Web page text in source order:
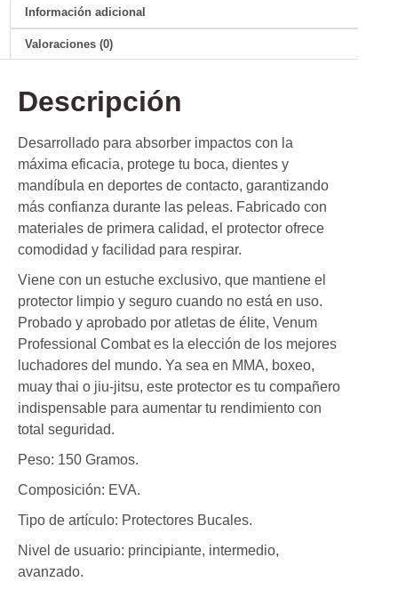
Información adicional
Valoraciones (0)
Descripción
Desarrollado para absorber impactos con la
máxima eficacia, protege tu boca, dientes y
mandíbula en deportes de contacto, garantizando
más confianza durante las peleas. Fabricado con
materiales de primera calidad, el protector ofrece
comodidad y facilidad para respirar.
Viene con un estuche exclusivo, que mantiene el
protector limpio y seguro cuando no está en uso.
Probado y aprobado por atletas de élite, Venum
Professional Combat es la elección de los mejores
luchadores del mundo. Ya sea en MMA, boxeo,
muay thai o jiu-jitsu, este protector es tu compañero
indispensable para aumentar tu rendimiento con
total seguridad.
Peso: 150 Gramos.
Composición: EVA.
Tipo de artículo: Protectores Bucales.
Nivel de usuario: principiante, intermedio,
avanzado.